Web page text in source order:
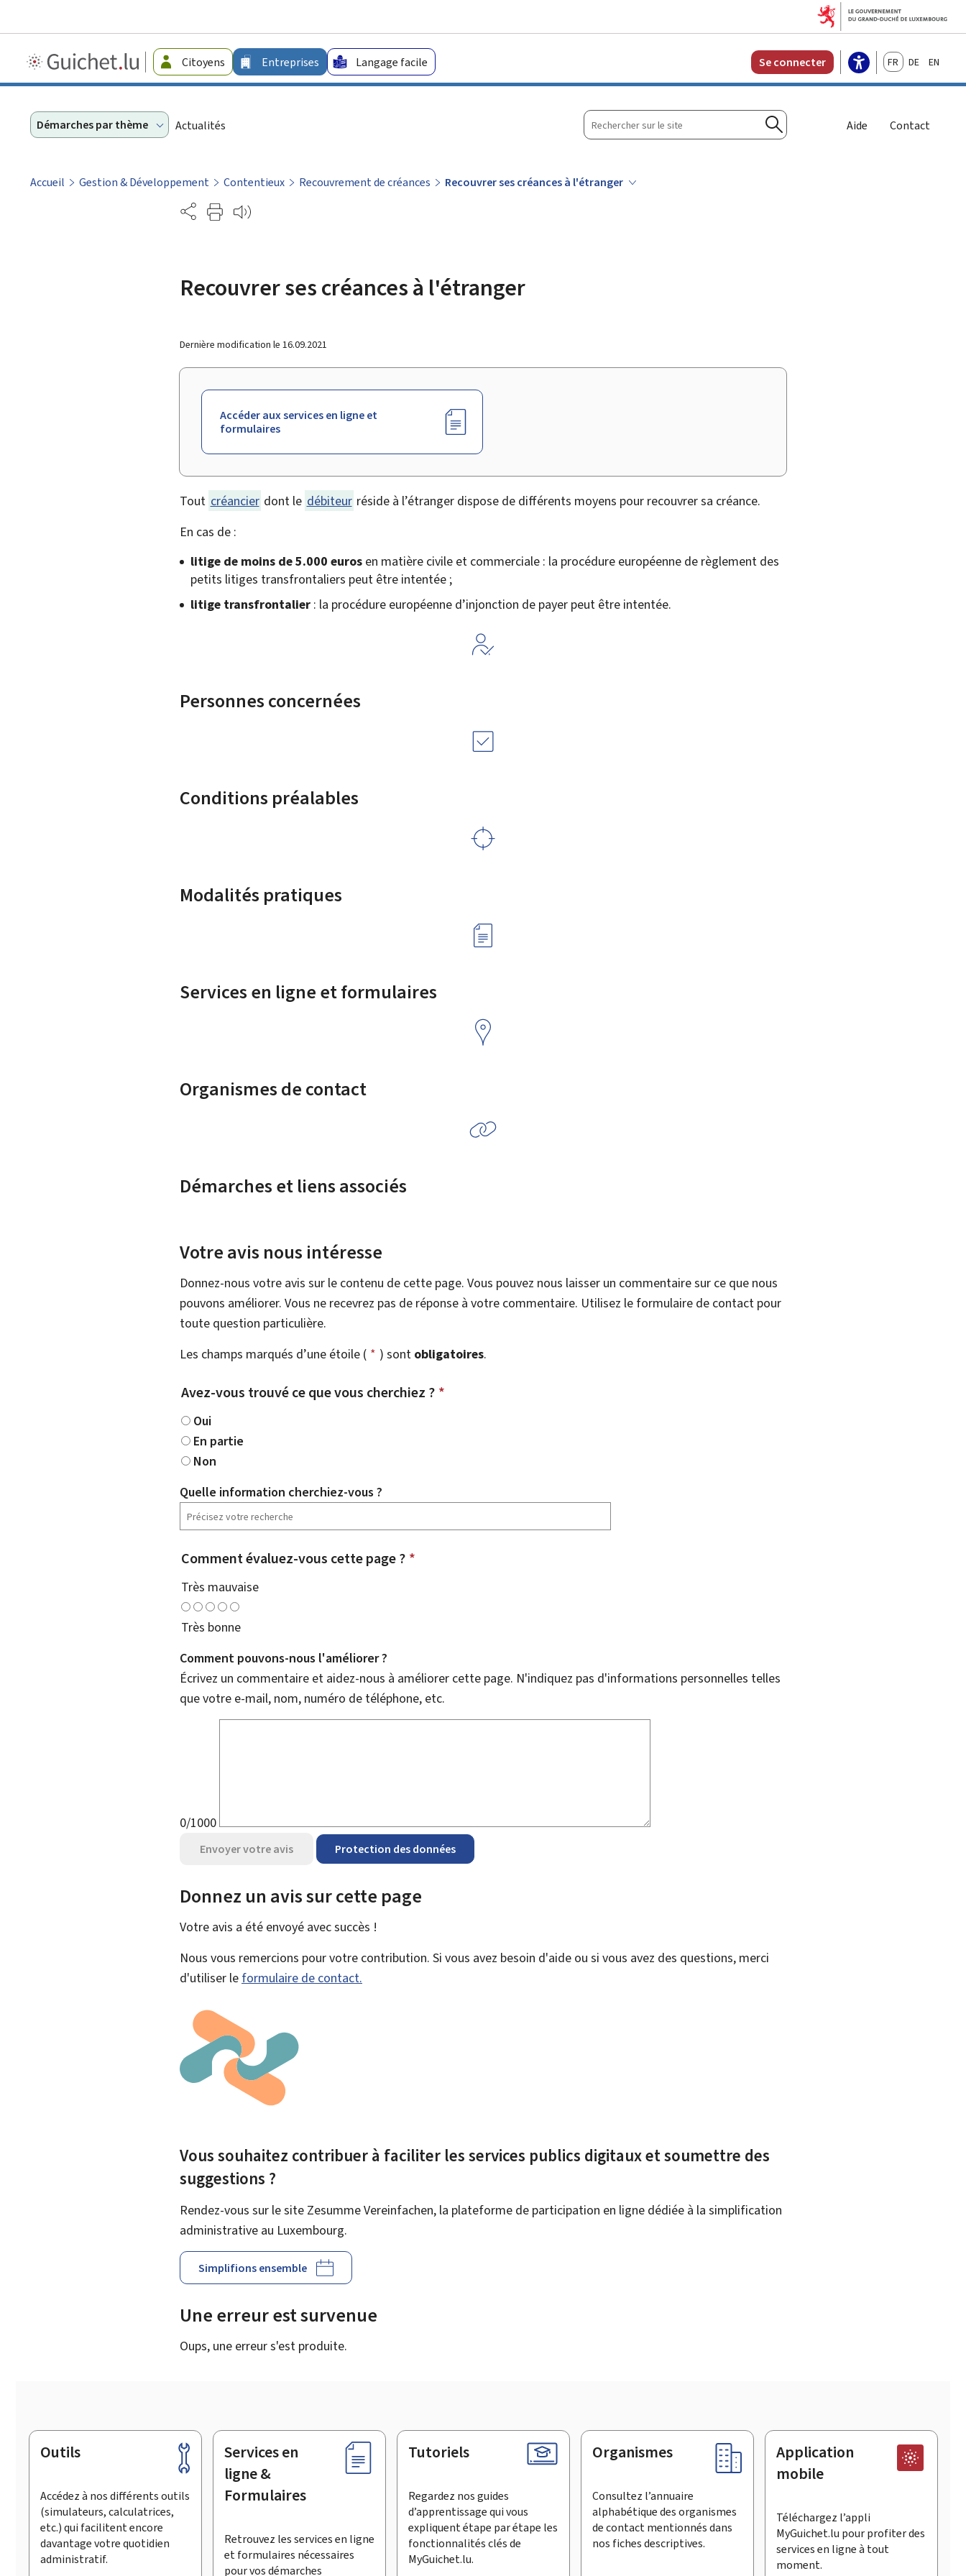
Guichet.lu
-
Citoyens Entreprises Langage facile Se connecter FrançaisDeutschEnglish
Démarches par thème Actualités
Rechercher
sur
site
Rechercher
Aide Contact
Accueil Gestion & Développement Contentieux Recouvrement de créances
Recouvrer ses créances à l'étranger
Partage
Recouvrer ses créances à l'étranger
Dernière modification le 16.09.2021
Accéder aux services en ligne et
formulaires
Tout créancier dont le débiteur réside à l’étranger dispose de différents moyens pour recouvrer sa créance.
En cas de :
litige de moins de 5.000 euros en matière civile et commerciale : la procédure européenne de règlement des
petits litiges transfrontaliers peut être intentée ;
litige transfrontalier : la procédure européenne d’injonction de payer peut être intentée.
Personnes concernées
Conditions préalables
Modalités pratiques
Services en ligne et formulaires
Organismes de contact
Démarches et liens associés
Votre avis nous intéresse
Donnez-nous votre avis sur le contenu de cette page. Vous pouvez nous laisser un commentaire sur ce que nous
pouvons améliorer. Vous ne recevrez pas de réponse à votre commentaire. Utilisez le formulaire de contact pour
toute question particulière.
Les champs marqués d’une étoile ( * ) sont obligatoires.
Avez-vous trouvé ce que vous cherchiez ? *
Oui
En partie
Non
Quelle information cherchiez-vous ?
Comment évaluez-vous cette page ? *
Très mauvaise
Très bonne
Comment pouvons-nous l'améliorer ?
Écrivez un commentaire et aidez-nous à améliorer cette page. N'indiquez pas d'informations personnelles telles
que votre e-mail, nom, numéro de téléphone, etc.
0/1000
Envoyer votre avis Protection des données
Donnez un avis sur cette page
Votre avis a été envoyé avecsuccès !
Nous vous remercions pour votre contribution. Si vous avez besoin d'aide ou si vous avez des questions, merci
d'utiliser le formulaire de contact.
Vous souhaitez contribuer à faciliter les services publics digitaux et soumettre des
suggestions ?
Rendez-vous sur le site Zesumme Vereinfachen, la plateforme de participation en ligne dédiée à la simplification
administrative au Luxembourg.
Simplifions ensemble
Une erreur est survenue
Oups, une erreur s'est produite.
Pied
page
Outils
Accédez à nos différents outils
(simulateurs, calculatrices,
etc.) qui facilitent encore
davantage votre quotidien
administratif.
Services en
ligne &
Formulaires
Retrouvez les services en ligne
et formulaires nécessaires
pour vos démarches
Tutoriels
Regardez nos guides
d’apprentissage qui vous
expliquent étape par étape les
fonctionnalités clés de
MyGuichet.lu.
Organismes
Consultez l’annuaire
alphabétique des organismes
de contact mentionnés dans
nos fiches descriptives.
Application
mobile
Téléchargez l’appli
MyGuichet.lu pour profiter des
services en ligne à tout
moment.